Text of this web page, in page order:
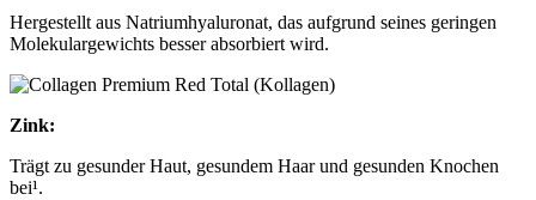
Hergestellt aus Natriumhyaluronat, das aufgrund seines geringen
Molekulargewichts besser absorbiert wird.
Zink:
Trägt zu gesunder Haut, gesundem Haar und gesunden Knochen
bei¹.